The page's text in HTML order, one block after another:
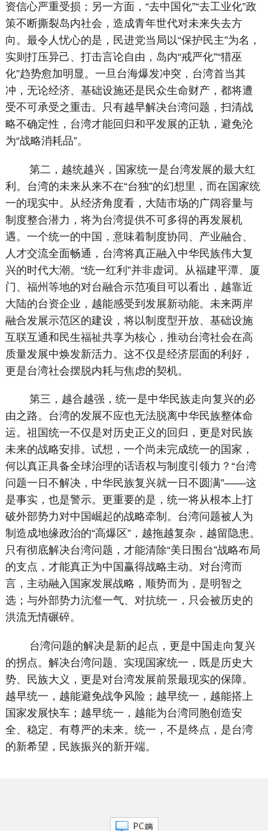
资信心严重受损；另一方面，“去中国化”“去工业化”政
策不断撕裂岛内社会，造成青年世代对未来失去方
向。最令人忧心的是，民进党当局以“保护民主”为名，
实则打压异己、打击言论自由，岛内“戒严化”“猎巫
化”趋势愈加明显。一旦台海爆发冲突，台湾首当其
冲，无论经济、基础设施还是民众生命财产，都将遭
受不可承受之重击。只有越早解决台湾问题，扫清战
略不确定性，台湾才能回归和平发展的正轨，避免沦
为“战略消耗品”。
第二，越统越兴，国家统一是台湾发展的最大红
利。台湾的未来从来不在“台独”的幻想里，而在国家统
一的现实中。从经济角度看，大陆市场的广阔容量与
制度整合潜力，将为台湾提供不可多得的再发展机
遇。一个统一的中国，意味着制度协同、产业融合、
人才交流全面畅通，台湾将真正融入中华民族伟大复
兴的时代大潮。“统一红利”并非虚词。从福建平潭、厦
门、福州等地的对台融合示范项目可以看出，越靠近
大陆的台资企业，越能感受到发展新动能。未来两岸
融合发展示范区的建设，将以制度型开放、基础设施
互联互通和民生福祉共享为核心，推动台湾社会在高
质量发展中焕发新活力。这不仅是经济层面的利好，
更是台湾社会摆脱内耗与焦虑的契机。
第三，越合越强，统一是中华民族走向复兴的必
由之路。台湾的发展不应也无法脱离中华民族整体命
运。祖国统一不仅是对历史正义的回归，更是对民族
未来的战略安排。试想，一个尚未完成统一的国家，
何以真正具备全球治理的话语权与制度引领力？“台湾
问题一日不解决，中华民族复兴就一日不圆满”——这
是事实，也是警示。更重要的是，统一将从根本上打
破外部势力对中国崛起的战略牵制。台湾问题被人为
制造成地缘政治的“高爆区”，越拖越复杂，越留隐患。
只有彻底解决台湾问题，才能清除“美日围台”战略布局
的支点，才能真正为中国赢得战略主动。对台湾而
言，主动融入国家发展战略，顺势而为，是明智之
选；与外部势力沆瀣一气、对抗统一，只会被历史的
洪流无情碾碎。
台湾问题的解决是新的起点，更是中国走向复兴
的拐点。解决台湾问题、实现国家统一，既是历史大
势、民族大义，更是对台湾发展前景最现实的保障。
越早统一，越能避免战争风险；越早统一，越能搭上
国家发展快车；越早统一，越能为台湾同胞创造安
全、稳定、有尊严的未来。统一，不是终点，是台湾
的新希望，民族振兴的新开端。